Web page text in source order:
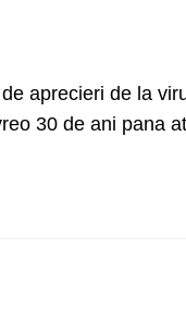
aprecieri de la
30 de ani pana